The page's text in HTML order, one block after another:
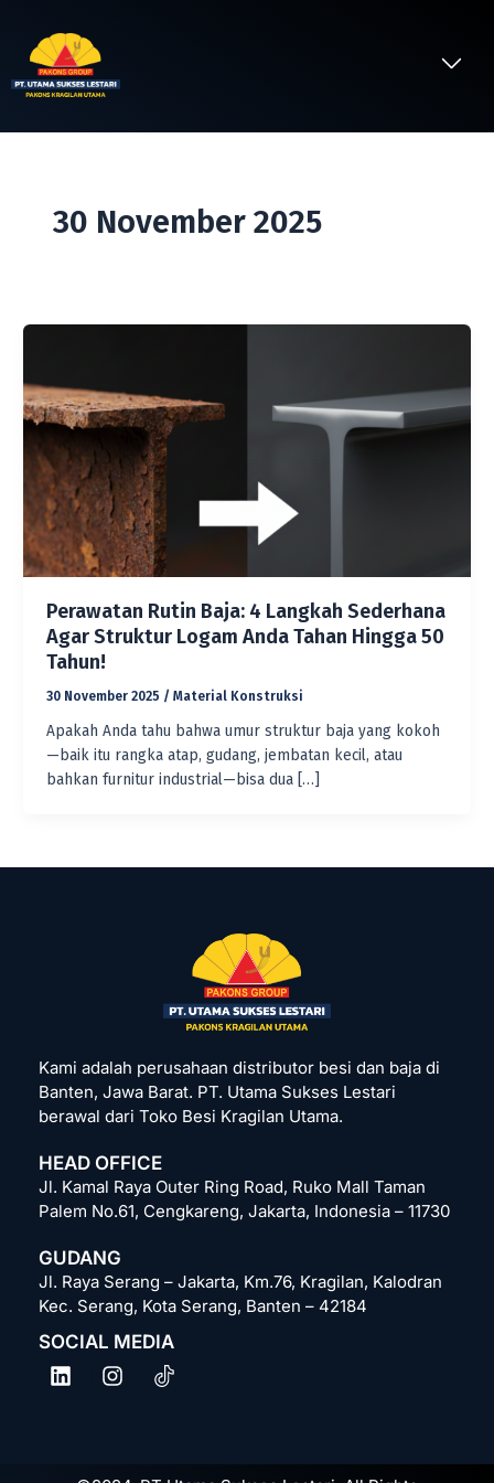
konten
30 November 2025
Perawatan Rutin Baja: 4 Langkah Sederhana
Agar Struktur Logam Anda Tahan Hingga 50
Tahun!
30 November 2025 / Material Konstruksi
Apakah Anda tahu bahwa umur struktur baja yang kokoh
—baik itu rangka atap, gudang, jembatan kecil, atau
bahkan furnitur industrial—bisa dua […]
Kami adalah perusahaan distributor besi dan baja di
Banten, Jawa Barat. PT. Utama Sukses Lestari
berawal dari Toko Besi Kragilan Utama.
HEAD OFFICE
Jl. Kamal Raya Outer Ring Road, Ruko Mall Taman
Palem No.61, Cengkareng, Jakarta, Indonesia – 11730
GUDANG
Jl. Raya Serang – Jakarta, Km.76, Kragilan, Kalodran
Kec. Serang, Kota Serang, Banten – 42184
SOCIAL MEDIA
L
i
I
n
g